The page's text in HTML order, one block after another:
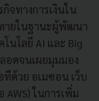
จทางการเงินใน
ายในฐานะผู้พัฒนา
นโลยี AI และ Big
อดจนเผยมุมมอง
ทีด้วย อเมซอน เว็บ
AWS) ในการเพิ่ม